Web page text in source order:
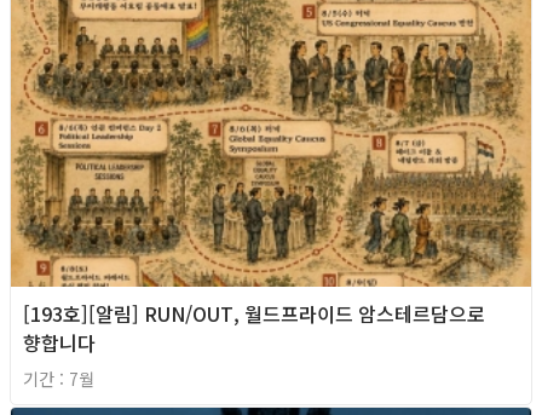
[193호][알림] RUN/OUT, 월드프라이드 암스테르담으로
향합니다
기간 : 7월